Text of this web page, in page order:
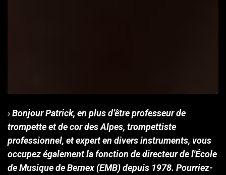
›Bonjour Patrick, en plus d’être professeur de
trompette et de cor des Alpes, trompettiste
professionnel, et expert en divers instruments, vous
occupez également la fonction de directeur de l'École
de Musique de Bernex (EMB) depuis 1978. Pourriez-